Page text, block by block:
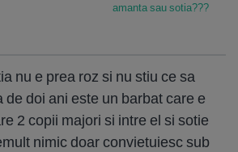
amanta sau sotia???
nu e prea roz si nu stiu ce sa
de doi ani este un barbat care e
2 copii majori si intre el si sotie
nimic doar convietuiesc sub